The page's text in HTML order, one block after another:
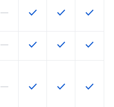
Esta función no está disponible
horizontal_rule Esta función está
check Esta función
check Esta
check
Esta función no está disponible
horizontal_rule Esta función está
check Esta función
check Esta
check
Esta función no está disponible
horizontal_rule Esta función está
check Esta función
check Esta
check